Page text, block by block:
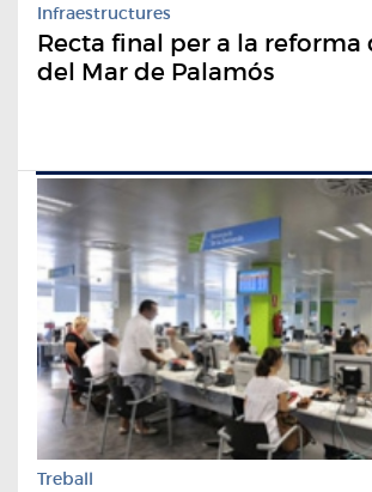
Infraestructures
Recta final per a la reforma
del Mar de Palamós
Treball